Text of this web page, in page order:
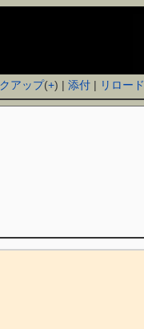
アップ(+) |添付 | リロード